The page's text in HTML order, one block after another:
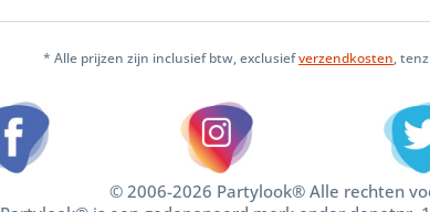
* Alle prijzen zijn inclusief btw, exclusiefverzendkosten,
© 2006-2026 Partylook® Alle rechten